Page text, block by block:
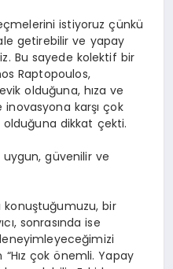
istiyoruz çünkü
getirebilir ve yapay
Bu sayede kolektif bir
Raptopoulos,
olduğuna, hıza ve
karşı çok
olduğuna dikkat çekti.
uygun, güvenilir ve
konuştuğumuzu, bir
sonrasında ise
çok önemli. Yapay